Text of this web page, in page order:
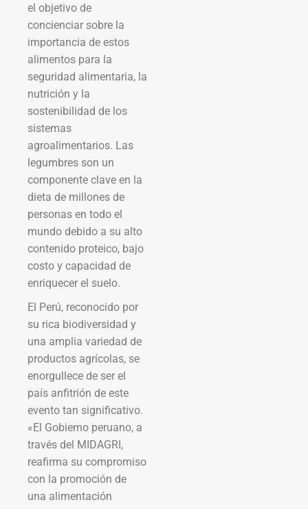
el objetivo de
concienciar sobre la
importancia de estos
alimentos para la
seguridad alimentaria, la
nutrición y la
sostenibilidad de los
sistemas
agroalimentarios. Las
legumbres son un
componente clave en la
dieta de millones de
personas en todo el
mundo debido a su alto
contenido proteico, bajo
costo y capacidad de
enriquecer el suelo.
El Perú, reconocido por
su rica biodiversidad y
una amplia variedad de
productos agrícolas, se
enorgullece de ser el
país anfitrión de este
evento tan significativo.
«El Gobierno peruano, a
través del MIDAGRI,
reafirma su compromiso
con la promoción de
una alimentación